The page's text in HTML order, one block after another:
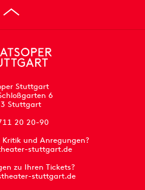
Stuttgart
6
Stuttgart
20 20-90
Kritik und Anregungen?
stuttgart.de
zu Ihren Tickets?
stuttgart.de